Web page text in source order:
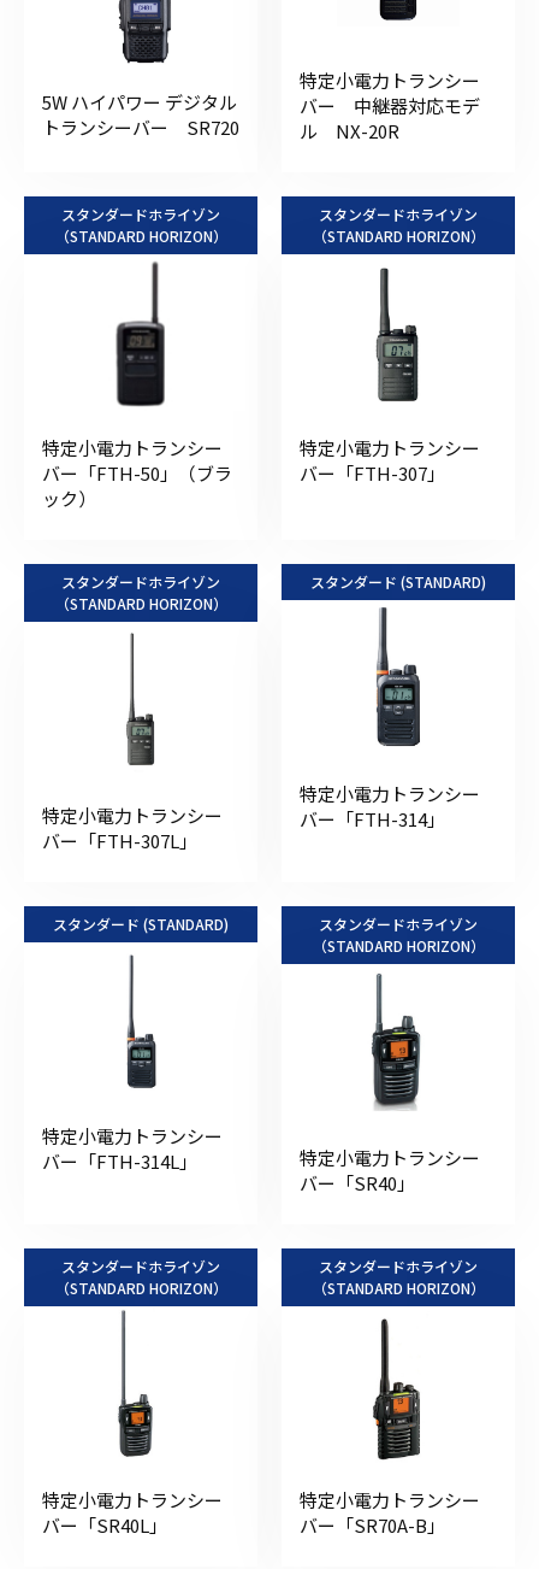
5W ハイパワー デジタル
トランシーバー SR720
特定小電力トランシー
バー 中継器対応モデ
ル NX-20R
スタンダードホライゾン
（STANDARD HORIZON）
特定小電力トランシー
バー「FTH-50」（ブラ
ック）
スタンダードホライゾン
（STANDARD HORIZON）
特定小電力トランシー
バー「FTH-307」
スタンダードホライゾン
（STANDARD HORIZON）
特定小電力トランシー
バー「FTH-307L」
スタンダード (STANDARD)
特定小電力トランシー
バー「FTH-314」
スタンダード (STANDARD)
特定小電力トランシー
バー「FTH-314L」
スタンダードホライゾン
（STANDARD HORIZON）
特定小電力トランシー
バー「SR40」
スタンダードホライゾン
（STANDARD HORIZON）
特定小電力トランシー
バー「SR40L」
スタンダードホライゾン
（STANDARD HORIZON）
特定小電力トランシー
バー「SR70A-B」